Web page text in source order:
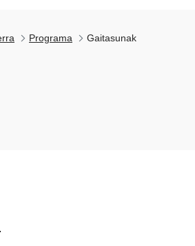
Programa Gaitasunak